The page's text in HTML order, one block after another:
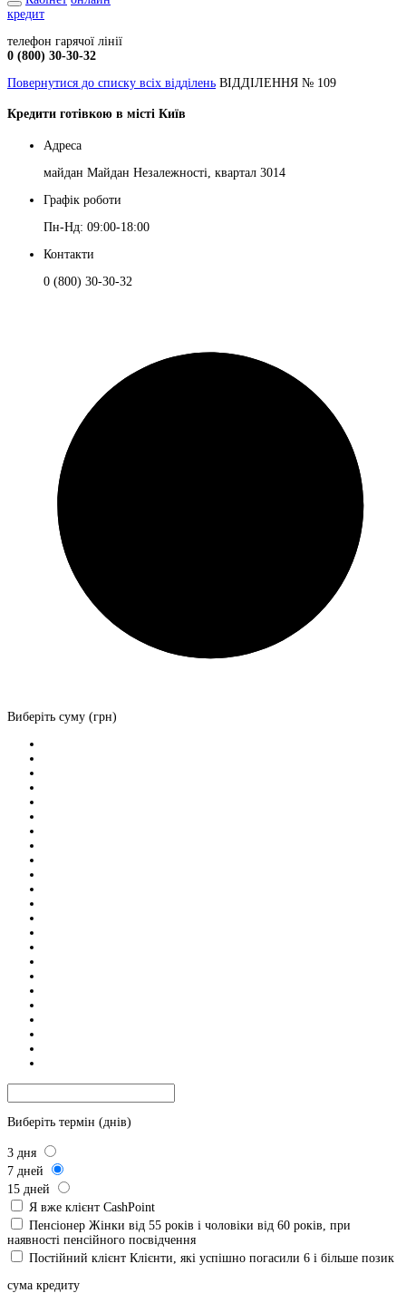
кредит
телефон гарячої лінії
0 (800) 30-30-32
Повернутися до списку всіх відділень ВІДДІЛЕННЯ № 109
Кредити готівкою в місті Київ
Адреса
майдан Майдан Незалежності, квартал 3014
Графік роботи
Пн-Нд: 09:00-18:00
Контакти
0 (800) 30-30-32
Виберіть суму (грн)
Виберіть термін (днів)
3 дня
7 дней
15 дней
Я вже клієнт CashPoint
Пенсіонер Жінки від 55 років і чоловіки від 60 років, при
наявності пенсійного посвідчення
Постійний клієнт Клієнти, які успішно погасили 6 і більше позик
сума кредиту